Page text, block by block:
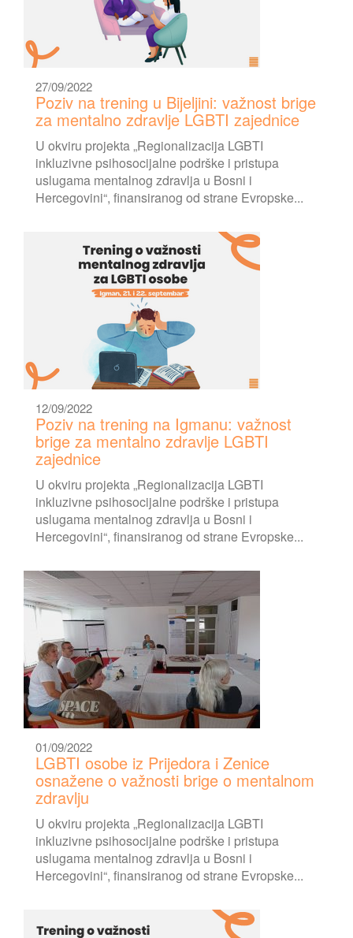
27/09/2022
Poziv na trening u Bijeljini: važnost brige
za mentalno zdravlje LGBTI zajednice
U okviru projekta „Regionalizacija LGBTI
inkluzivne psihosocijalne podrške i pristupa
uslugama mentalnog zdravlja u Bosni i
Hercegovini“, finansiranog od strane Evropske...
12/09/2022
Poziv na trening na Igmanu: važnost
brige za mentalno zdravlje LGBTI
zajednice
U okviru projekta „Regionalizacija LGBTI
inkluzivne psihosocijalne podrške i pristupa
uslugama mentalnog zdravlja u Bosni i
Hercegovini“, finansiranog od strane Evropske...
01/09/2022
LGBTI osobe iz Prijedora i Zenice
osnažene o važnosti brige o mentalnom
zdravlju
U okviru projekta „Regionalizacija LGBTI
inkluzivne psihosocijalne podrške i pristupa
uslugama mentalnog zdravlja u Bosni i
Hercegovini“, finansiranog od strane Evropske...